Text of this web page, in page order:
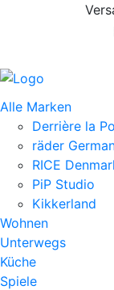
Alle Marken
Derrière la
räder
RICE
PiP Studio
Kikkerland
Wohnen
Unterwegs
Küche
Spiele